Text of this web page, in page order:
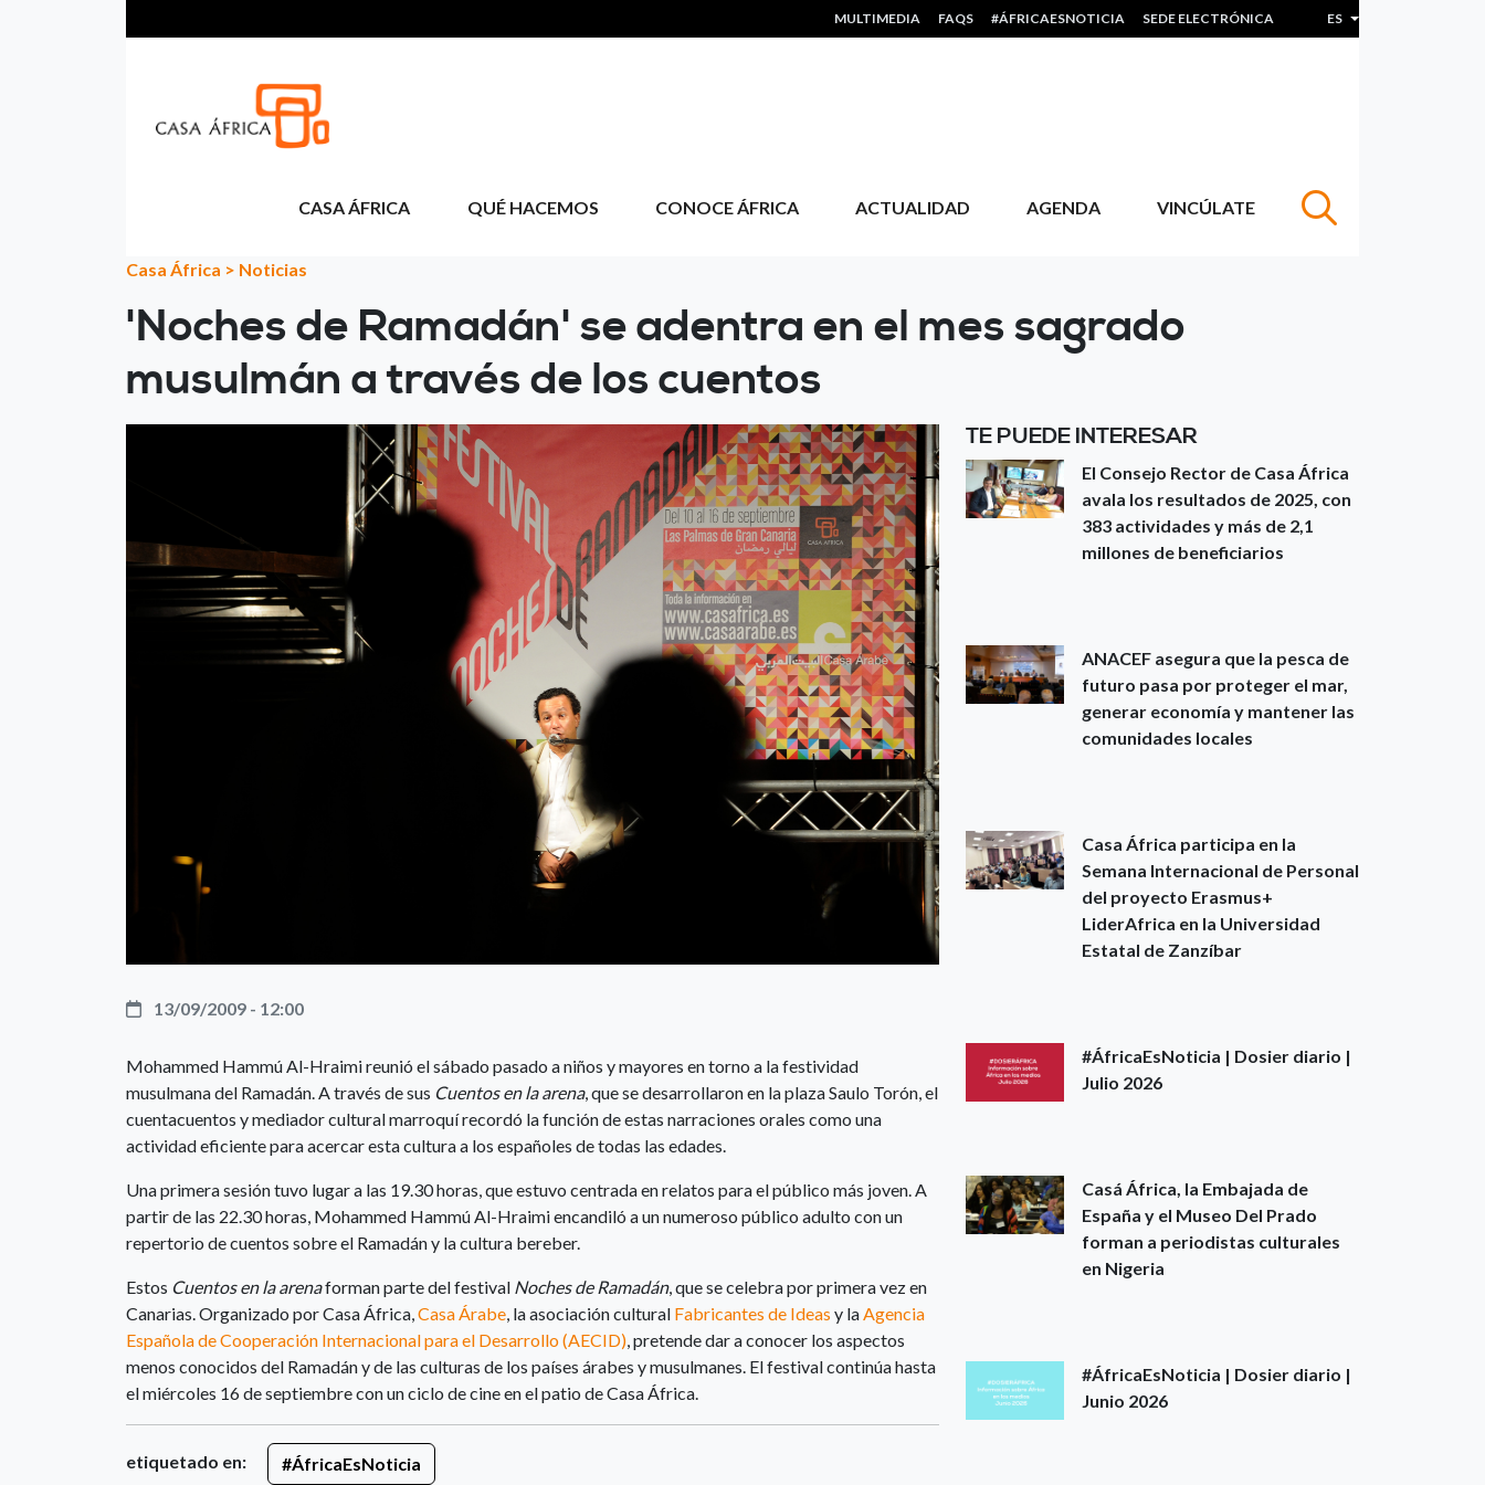
HEADER MENU
MULTIMEDIA FAQS #ÁFRICAESNOTICIA SEDE ELECTRÓNICA ES Lista adicional de
CASA ÁFRICA QUÉ HACEMOS CONOCE ÁFRICA ACTUALIDAD AGENDA VINCÚLATE
Casa África > Noticias
'Noches de Ramadán' se adentra en el mes sagrado
musulmán a través de los cuentos
13/09/2009 - 12:00
Mohammed Hammú Al-Hraimi reunió el sábado pasado a niños y mayores en torno a la festividad
musulmana del Ramadán. A través de sus Cuentos en la arena, que se desarrollaron en la plaza Saulo Torón, el
cuentacuentos y mediador cultural marroquí recordó la función de estas narraciones orales como una
actividad eficiente para acercar esta cultura a los españoles de todas las edades.
Una primera sesión tuvo lugar a las 19.30 horas, que estuvo centrada en relatos para el público más joven. A
partir de las 22.30 horas, Mohammed Hammú Al-Hraimi encandiló a un numeroso público adulto con un
repertorio de cuentos sobre el Ramadán y la cultura bereber.
Estos Cuentos en la arenaforman parte del festival Noches de Ramadán, que se celebra por primera vez en
Canarias. Organizado por Casa África,Casa Árabe, la asociación cultural Fabricantes de Ideas y laAgencia
Española de Cooperación Internacional para el Desarrollo (AECID), pretende dar a conocer los aspectos
menos conocidos del Ramadán y de las culturas de los países árabes y musulmanes. El festival continúa hasta
el miércoles 16 de septiembre con un ciclo de cine en el patio de Casa África.
etiquetado en: #ÁfricaEsNoticia
TE PUEDE INTERESAR
El Consejo Rector de Casa África
avala los resultados de 2025, con
383 actividades y más de 2,1
millones de beneficiarios
ANACEF asegura que la pesca de
futuro pasa por proteger el mar,
generar economía y mantener las
comunidades locales
Casa África participa en la
Semana Internacional de Personal
del proyecto Erasmus+
LiderAfrica en la Universidad
Estatal de Zanzíbar
#ÁfricaEsNoticia | Dosier diario |
Julio 2026
Casá África, la Embajada de
España y el Museo Del Prado
forman a periodistas culturales
en Nigeria
#ÁfricaEsNoticia | Dosier diario |
Junio 2026